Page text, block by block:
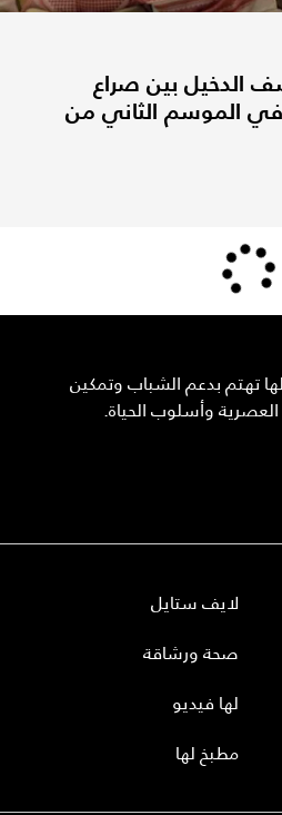
الدخيل بين صراع
في الموسم الثاني من
تهتم بدعم الشباب وتمكين
العصرية وأسلوب الحياة.
لايف ستايل
صحة ورشاقة
لها فيديو
مطبخ لها